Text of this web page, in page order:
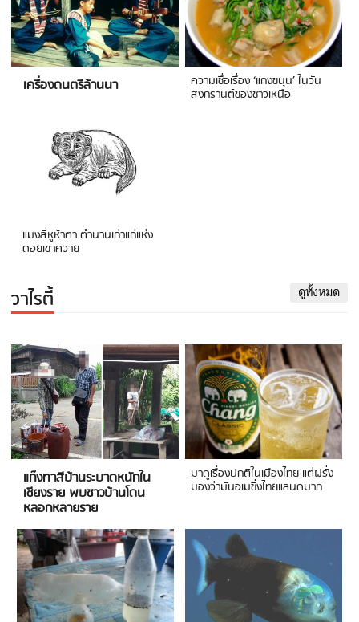
เครื่องดนตรีล้านนา ความเชื่อเรื่อง ‘แกงขนุน’ ในวัน
สงกรานต์ของชาวเหนือ
แมงสี่หูห้าตา ตำนานเก่าแก่แห่ง
ดอยเขาควาย
วาไรตี้ ดูทั้งหมด
แก๊งทาสีบ้านระบาดหนักใน
เชียงราย พบชาวบ้านโดน
หลอกหลายราย
มาดูเรื่องปกติในเมืองไทย แต่ฝรั่ง
มองว่ามันอเมซิ่งไทยแลนด์มาก